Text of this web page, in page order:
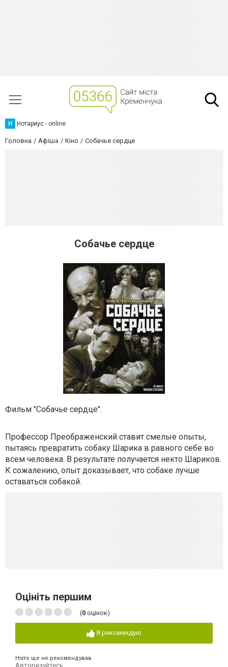
Н Нотариус - online
Головна Афіша Кіно Собачье сердце
Собачье сердце
Фильм "Собачье сердце".
Профессор Преображенский ставит смелые опыты,
пытаясь превратить собаку Шарика в равного себе во
всем человека. В результате получается некто Шариков.
К сожалению, опыт доказывает, что собаке лучше
оставаться собакой.
Оцініть першим
(0 оцінок)
Я рекомендую
Ніхто ще не рекомендував
Авторизуйтесь